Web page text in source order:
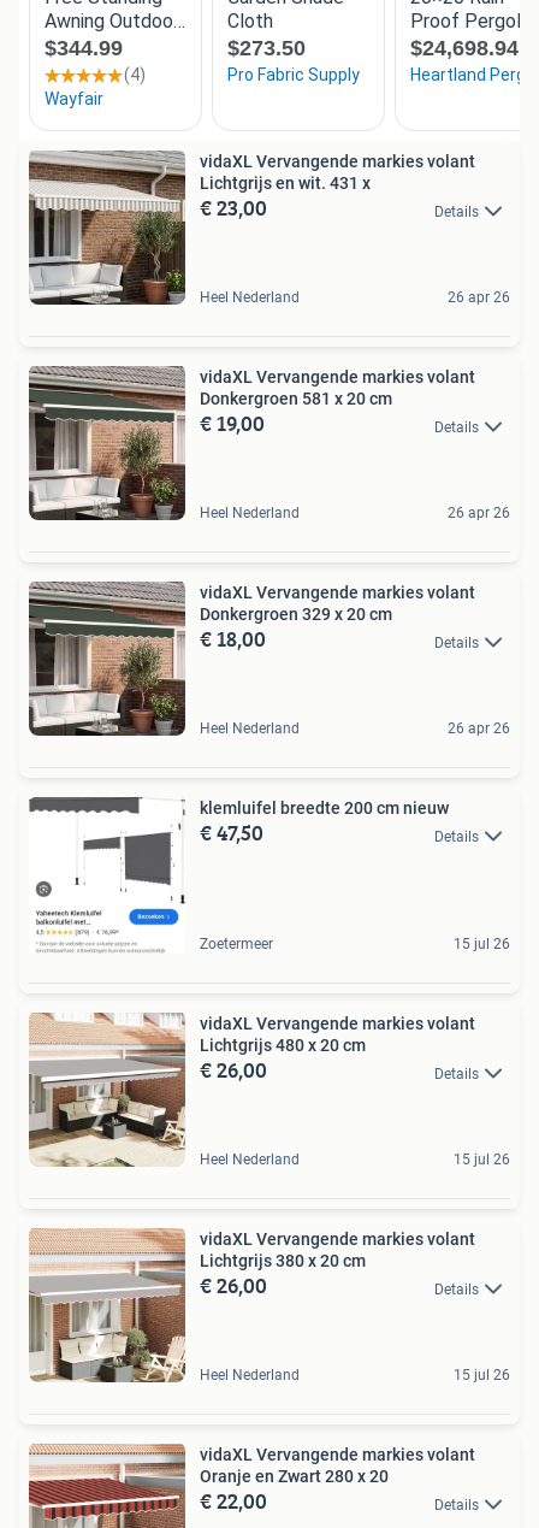
vidaXL Vervangende markies volant
Lichtgrijs en wit. 431 x
€ 23,00 Details
Heel Nederland 26 apr 26
vidaXL Vervangende markies volant
Donkergroen 581 x 20 cm
€ 19,00 Details
Heel Nederland 26 apr 26
vidaXL Vervangende markies volant
Donkergroen 329 x 20 cm
€ 18,00 Details
Heel Nederland 26 apr 26
klemluifel breedte 200 cm nieuw
€ 47,50 Details
Zoetermeer 15 jul 26
vidaXL Vervangende markies volant
Lichtgrijs 480 x 20 cm
€ 26,00 Details
Heel Nederland 15 jul 26
vidaXL Vervangende markies volant
Lichtgrijs 380 x 20 cm
€ 26,00 Details
Heel Nederland 15 jul 26
vidaXL Vervangende markies volant
Oranje en Zwart 280 x 20
€ 22,00 Details